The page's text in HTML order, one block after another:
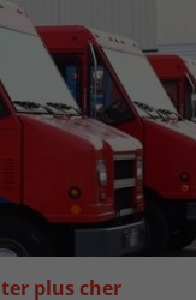
plus cher